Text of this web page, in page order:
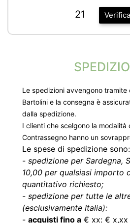
21
Le spedizioni avvengono tramite
Bartolini e la consegna è
dalla spedizione.
I clienti che scelgono la modalità
Contrassegno hanno un
Le spese di spedizione sono:
- spedizione per Sardegna,
10,00 per qualsiasi importo
quantitativo richiesto;
- spedizione per tutte le
(esclusivamente Italia):
- acquisti fino a € xx: € x,xx